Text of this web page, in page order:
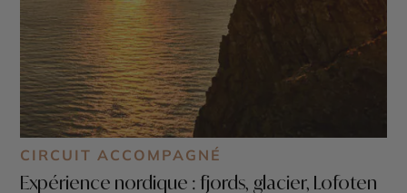
CIRCUIT ACCOMPAGNÉ
Expérience nordique : fjords, glacier, Lofoten